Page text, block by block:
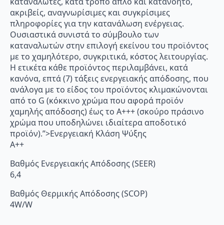
ακριβείς, αναγνωρίσιμες και συγκρίσιμες
πληροφορίες για την κατανάλωση ενέργειας.
Ουσιαστικά συνιστά το σύμβουλο των
καταναλωτών στην επιλογή εκείνου του προϊόντος
με το χαμηλότερο, συγκριτικά, κόστος λειτουργίας.
Η ετικέτα κάθε προϊόντος περιλαμβάνει, κατά
κανόνα, επτά (7) τάξεις ενεργειακής απόδοσης, που
ανάλογα με το είδος του προϊόντος κλιμακώνονται
από το G (κόκκινο χρώμα που αφορά προϊόν
χαμηλής απόδοσης) έως το Α+++ (σκούρο πράσινο
χρώμα που υποδηλώνει ιδιαίτερα αποδοτικό
προϊόν).”>Ενεργειακή Κλάση Ψύξης
A++
Βαθμός Ενεργειακής Απόδοσης (SEER)
6,4
Βαθμός Θερμικής Απόδοσης (SCOP)
4W/W